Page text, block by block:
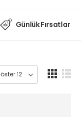
Günlük Fırsatlar